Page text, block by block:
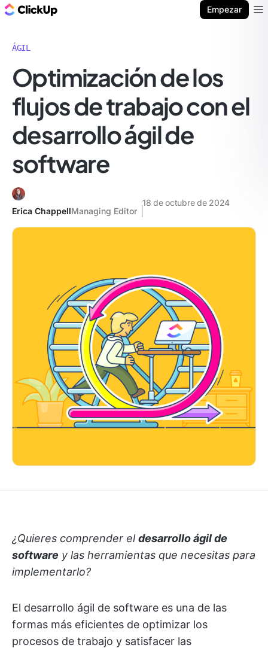
Empezar
ÁGIL
Optimización de los
flujos de trabajo con el
desarrollo ágil de
software
Erica ChappellManaging Editor
18 de octubre de 2024
¿Quieres comprender eldesarrollo ágil de
software y las herramientas que necesitas para
implementarlo?
El desarrollo ágil de software es una de las
formas más eficientes de optimizar los
procesos de trabajo y satisfacer las